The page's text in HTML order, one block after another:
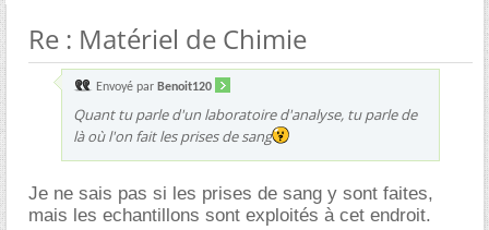
Re : Matériel de Chimie
Envoyé par Benoit120
Quant tu parle d'un laboratoire d'analyse, tu parle de
là où l'on fait les prises de sang
Je ne sais pas si les prises de sang y sont faites,
mais les echantillons sont exploités à cet endroit.